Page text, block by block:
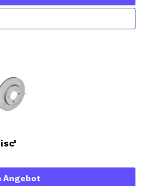
Angebot